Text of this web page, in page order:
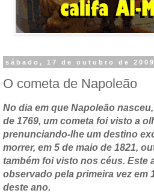
sábado, 17 de outubro de 2009
O cometa de Napoleão
No dia em que Napoleão
de 1769, um cometa foi visto a
prenunciando-lhe um destino
morrer, em 5 de maio de 1821,
também foi visto nos céus. Este
observado pela primeira vez em
deste ano.